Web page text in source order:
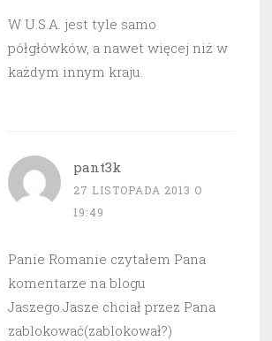
W U.S.A. jest tyle samo
półgłówków, a nawet więcej niż w
każdym innym kraju.
pant3k
27 LISTOPADA 2013 O
19:49
Panie Romanie czytałem Pana
komentarze na blogu
Jaszego.Jasze chciał przez Pana
zablokować(zablokował?)